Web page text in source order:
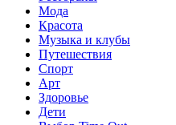
Мода
Красота
Музыка и клубы
Путешествия
Спорт
Арт
Здоровье
Дети